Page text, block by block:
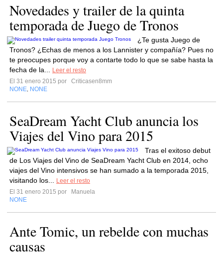
Novedades y trailer de la quinta
temporada de Juego de Tronos
¿Te gusta Juego de
Tronos? ¿Echas de menos a los Lannister y compañía? Pues no
te preocupes porque voy a contarte todo lo que se sabe hasta la
fecha de la...
Leer el resto
El 31 enero 2015 por
Criticasen8mm
NONE NONE
SeaDream Yacht Club anuncia los
Viajes del Vino para 2015
Tras el exitoso debut
de Los Viajes del Vino de SeaDream Yacht Club en 2014, ocho
viajes del Vino intensivos se han sumado a la temporada 2015,
visitando los...
Leer el resto
El 31 enero 2015 por
Manuela
NONE
Ante Tomic, un rebelde con muchas
causas